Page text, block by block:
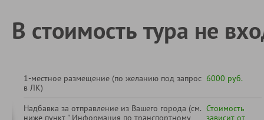
В стоимость тура не
1-местное размещение (по желанию под запрос
в ЛК)
6000 руб.
Надбавка за отправление из Вашего города (см.
ниже пункт " Информация по транспортному
Стоимость
зависит от